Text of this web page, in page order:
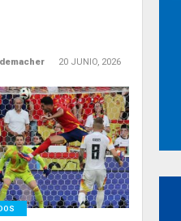
20 JUNIO, 2026
LEER MÁS
General de Gobierno